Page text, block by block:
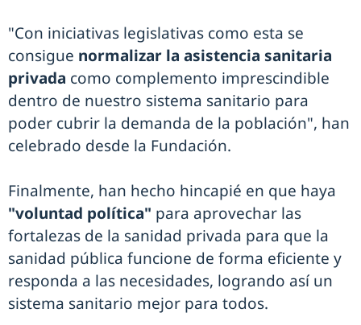
"Con iniciativas legislativas como esta se
consigue normalizar la asistencia sanitaria
privada como complemento imprescindible
dentro de nuestro sistema sanitario para
poder cubrir la demanda de la población", han
celebrado desde la Fundación.
Finalmente, han hecho hincapié en que haya
"voluntad política" para aprovechar las
fortalezas de la sanidad privada para que la
sanidad pública funcione de forma eficiente y
responda a las necesidades, logrando así un
sistema sanitario mejor para todos.